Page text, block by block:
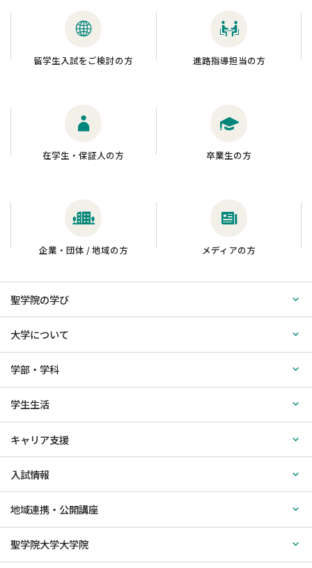
留学生入試をご検討の方 進路指導担当の方
在学生・保証人の方 卒業生の方
企業・団体 / 地域の方 メディアの方
聖学院の学び
大学について
学部・学科
学生生活
キャリア支援
入試情報
地域連携・公開講座
聖学院大学大学院